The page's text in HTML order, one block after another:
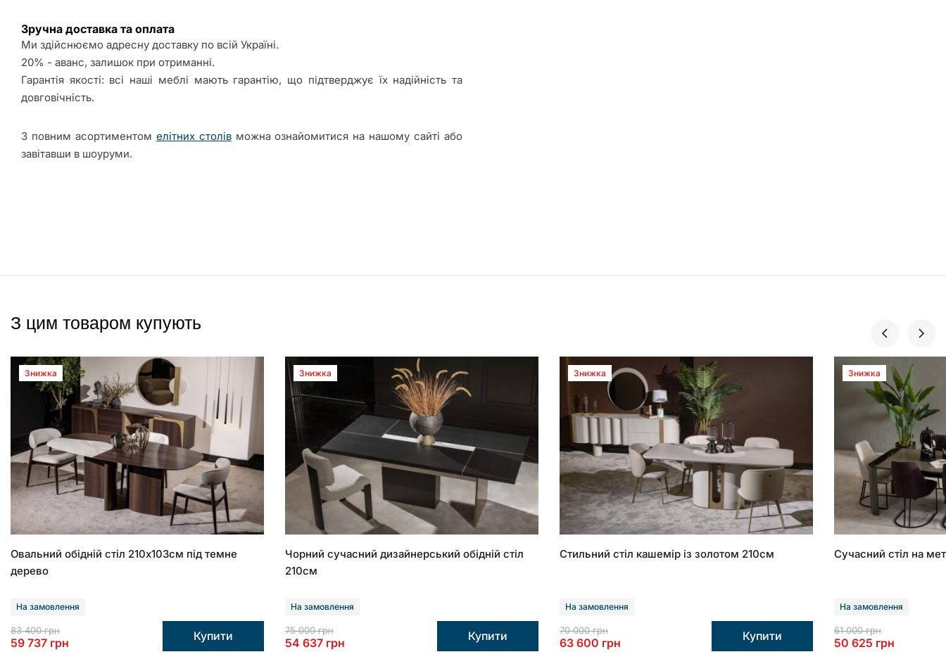
Зручна доставка та оплата
Ми здійснюємо адресну доставку по всій Україні.
20% - аванс, залишок при отриманні.
Гарантія якості: всі наші меблі мають гарантію, що підтверджує їх надійність та
довговічність.
З повним асортиментом елітних столівможна ознайомитися на нашому сайті або
завітавши в шоуруми.
З цим товаром купують
Знижка
Овальний обідній стіл 210х103см під темне
дерево
На замовлення
83 400грн
59 737 грн Купити
Знижка
Чорний сучасний дизайнерський обідній стіл
210см
На замовлення
75 000грн
54 637 грн Купити
Знижка
Стильний стіл кашемір із золотом 210см
На замовлення
70 000грн
63 600 грн Купити
Знижка
Сучасний стіл на
На замовлення
61 000грн
50 625 грн